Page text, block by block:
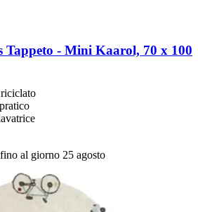
Tappeto -​ Mini Kaarol, 70 x 100
al giorno 25 agosto